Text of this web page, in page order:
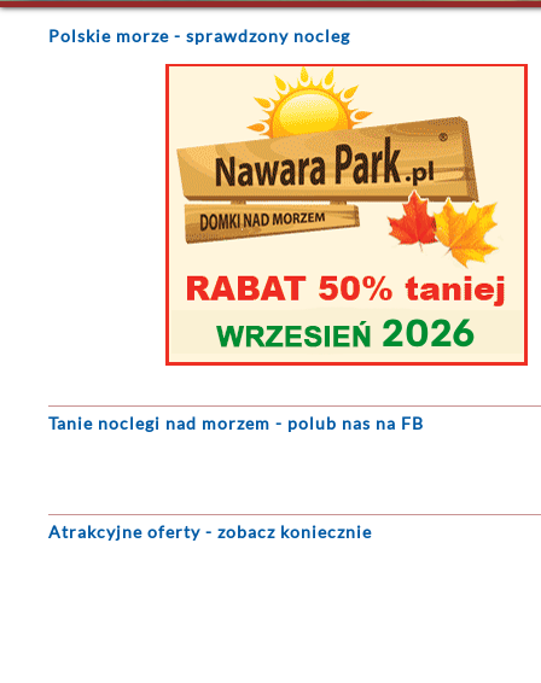
Polskie morze - sprawdzony nocleg
Tanie noclegi nad morzem - polub nas na FB
Atrakcyjne oferty - zobacz koniecznie